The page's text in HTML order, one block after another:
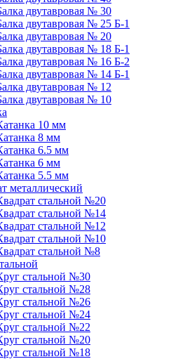
двутавровая № 30
двутавровая № 25 Б-1
двутавровая № 20
двутавровая № 18 Б-1
двутавровая № 16 Б-2
двутавровая № 14 Б-1
двутавровая № 12
двутавровая № 10
10 мм
8 мм
6.5 мм
6 мм
5.5 мм
металлический
стальной №20
стальной №14
стальной №12
стальной №10
стальной №8
стальной №30
стальной №28
стальной №26
стальной №24
стальной №22
стальной №20
стальной №18